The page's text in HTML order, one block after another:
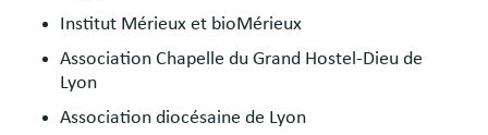
Institut Mérieux et bioMérieux
Association Chapelle du Grand Hostel-Dieu de
Lyon
Association diocésaine de Lyon